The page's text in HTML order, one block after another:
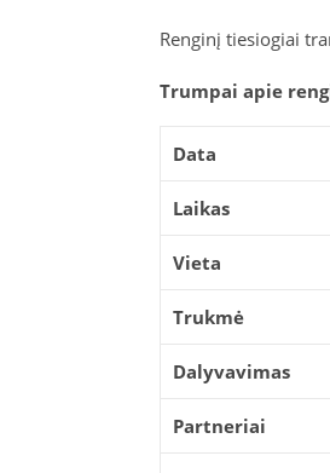
Renginį tiesiogiai
Trumpai apie
Data
Laikas
Vieta
Trukmė
Dalyvavimas
Partneriai